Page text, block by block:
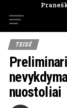
TEISĖ
nuostoliai